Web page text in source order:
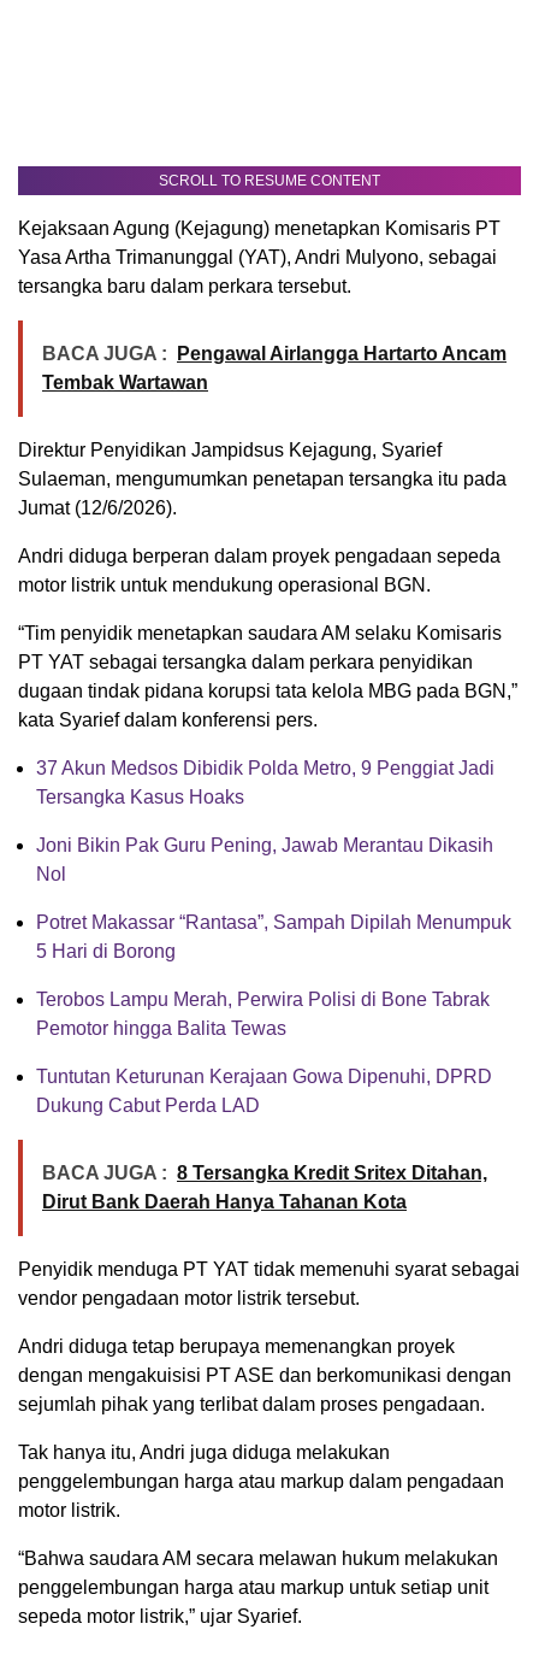
SCROLL TO RESUME CONTENT
Kejaksaan Agung (Kejagung) menetapkan Komisaris PT
Yasa Artha Trimanunggal (YAT), Andri Mulyono, sebagai
tersangka baru dalam perkara tersebut.
BACA JUGA :
Pengawal Airlangga Hartarto Ancam
Tembak Wartawan
Direktur Penyidikan Jampidsus Kejagung, Syarief
Sulaeman, mengumumkan penetapan tersangka itu pada
Jumat (12/6/2026).
Andri diduga berperan dalam proyek pengadaan sepeda
motor listrik untuk mendukung operasional BGN.
“Tim penyidik menetapkan saudara AM selaku Komisaris
PT YAT sebagai tersangka dalam perkara penyidikan
dugaan tindak pidana korupsi tata kelola MBG pada BGN,”
kata Syarief dalam konferensi pers.
37 Akun Medsos Dibidik Polda Metro, 9 Penggiat Jadi
Tersangka Kasus Hoaks
Joni Bikin Pak Guru Pening, Jawab Merantau Dikasih
Nol
Potret Makassar “Rantasa”, Sampah Dipilah Menumpuk
5 Hari di Borong
Terobos Lampu Merah, Perwira Polisi di Bone Tabrak
Pemotor hingga Balita Tewas
Tuntutan Keturunan Kerajaan Gowa Dipenuhi, DPRD
Dukung Cabut Perda LAD
BACA JUGA : 8 Tersangka Kredit Sritex Ditahan,
Dirut Bank Daerah Hanya Tahanan Kota
Penyidik menduga PT YAT tidak memenuhi syarat sebagai
vendor pengadaan motor listrik tersebut.
Andri diduga tetap berupaya memenangkan proyek
dengan mengakuisisi PT ASE dan berkomunikasi dengan
sejumlah pihak yang terlibat dalam proses pengadaan.
Tak hanya itu, Andri juga diduga melakukan
penggelembungan harga atau markup dalam pengadaan
motor listrik.
“Bahwa saudara AM secara melawan hukum melakukan
penggelembungan harga atau markup untuk setiap unit
sepeda motor listrik,” ujar Syarief.